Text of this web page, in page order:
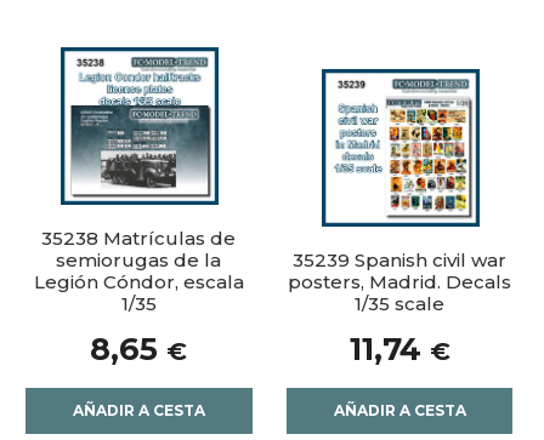
35238 Matrículas de
semiorugas de la
Legión Cóndor, escala
1/35
8,65 €
AÑADIR A CESTA
35239 Spanish civil war
posters, Madrid. Decals
1/35 scale
11,74 €
AÑADIR A CESTA